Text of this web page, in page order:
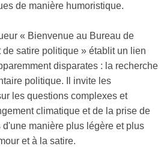
de manière humoristique.
« Bienvenue au Bureau de
satire politique » établit un lien
disparates : la recherche
politique. Il invite les
les questions complexes et
climatique et de la prise de
manière plus légère et plus
et à la satire.